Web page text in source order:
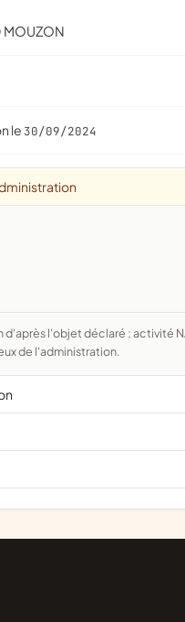
MOUZON
le 30/09/2024
de l'administration.